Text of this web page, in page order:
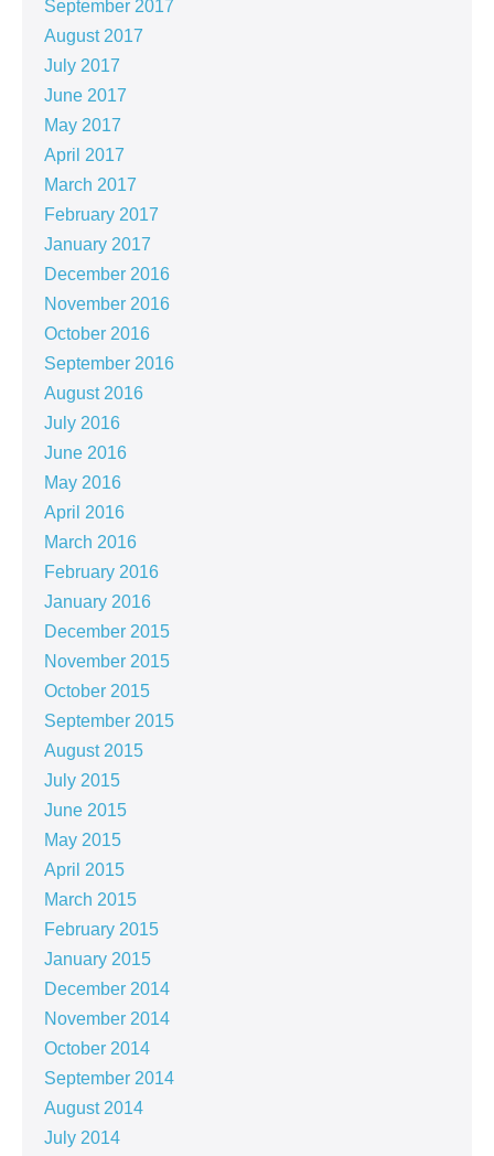
September 2017
August 2017
July 2017
June 2017
May 2017
April 2017
March 2017
February 2017
January 2017
December 2016
November 2016
October 2016
September 2016
August 2016
July 2016
June 2016
May 2016
April 2016
March 2016
February 2016
January 2016
December 2015
November 2015
October 2015
September 2015
August 2015
July 2015
June 2015
May 2015
April 2015
March 2015
February 2015
January 2015
December 2014
November 2014
October 2014
September 2014
August 2014
July 2014